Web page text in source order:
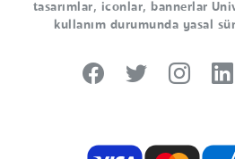
tasarımlar, iconlar, bannerlar
kullanım durumunda yasal